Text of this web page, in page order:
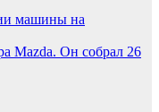
машины на
Mazda. Он собрал 26